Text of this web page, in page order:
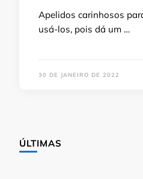
Apelidos carinhosos
usá-los, pois dá um …
30 DE JANEIRO DE 2022
ÚLTIMAS